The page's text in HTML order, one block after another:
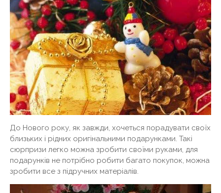
До Нового року, як завжди, хочеться порадувати своїх
близьких і рідних оригінальними подарунками. Такі
сюрпризи легко можна зробити своїми руками, для
подарунків не потрібно робити багато покупок, можна
зробити все з підручних матеріалів.